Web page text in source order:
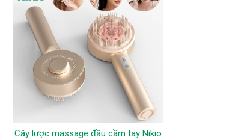
Cây lược massage đầu cầm tay Nikio